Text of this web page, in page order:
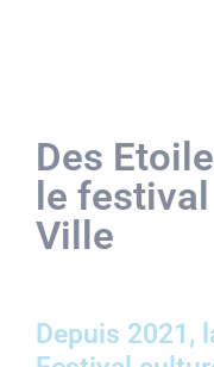
Des
le
Ville
Depuis 2021,